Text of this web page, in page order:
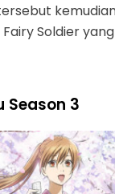
Soldier
Season 3